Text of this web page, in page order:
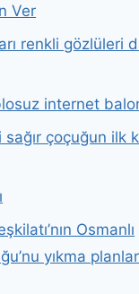
Ver
renkli gözlüleri
internet
sağır çoçuğun ilk
Osmanlı
yıkma